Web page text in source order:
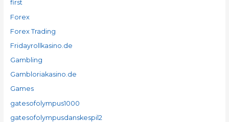
first
Forex
Forex Trading
Fridayrollkasino.de
Gambling
Gambloriakasino.de
Games
gatesofolympus1000
gatesofolympusdanskespil2